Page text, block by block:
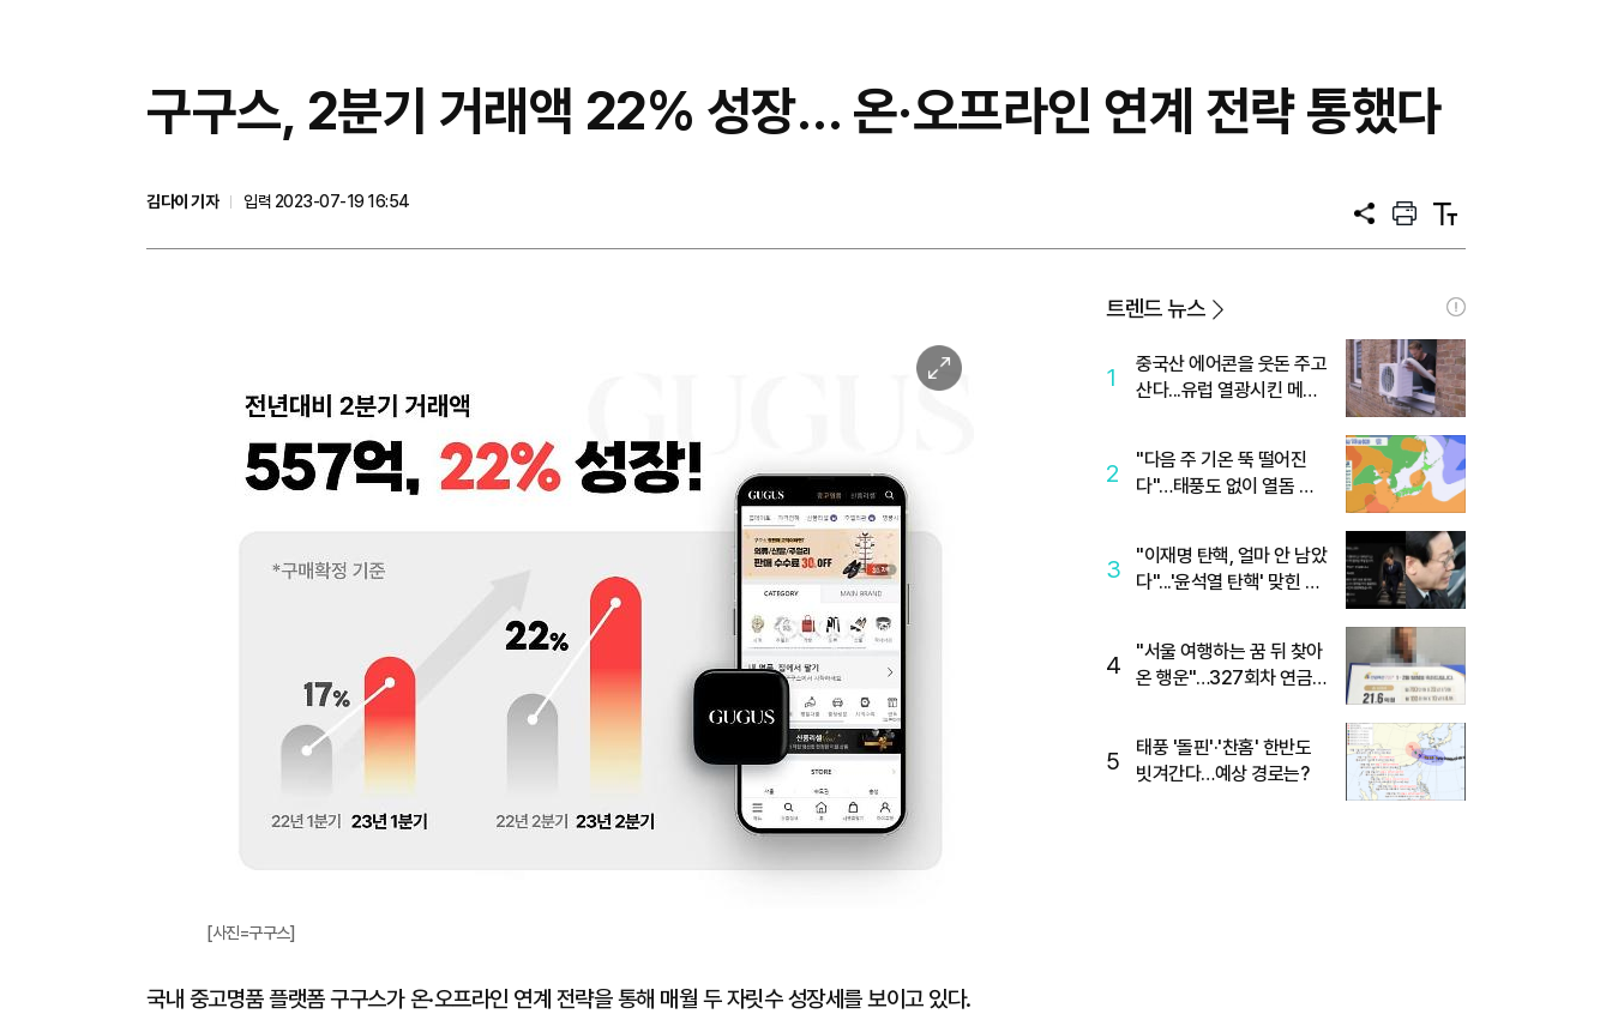
구구스, 2분기 거래액 22% 성장… 온·오프라인 연계 전략 통했다
김다이 기자
입력 2023-07-19 16:54
공
프
트
텍
트
이
미
[사진=구구스]
국내 중고명품 플랫폼 구구스가 온·오프라인 연계 전략을 통해 매월 두 자릿수 성장세를 보이고 있다.
트렌드 뉴스
1
중국산 에어콘을 웃돈 주고
산다...유럽 열광시킨 메이
2
"다음 주 기온 뚝 떨어진
다"…태풍도 없이 열돔 박
3
"이재명 탄핵, 얼마 안 남았
다"...'윤석열 탄핵' 맞힌 무
4
"서울 여행하는 꿈 뒤 찾아
온 행운"…327회차 연금
5
태풍 '돌핀'·'찬홈' 한반도
빗겨간다…예상 경로는?